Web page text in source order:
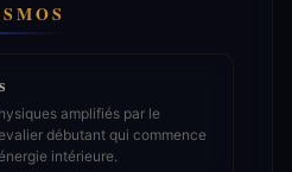
amplifiés par le
débutant qui commence
intérieure.